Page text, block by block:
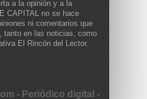
a la opinión y a la
CAPITAL no se hace
ni comentarios que
tanto en las noticias, como
El Rincón del Lector.
- Periódico digital -